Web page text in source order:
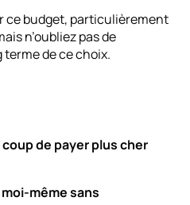
ce budget, particulièrement
n’oubliez pas de
terme de ce choix.
de payer plus cher
même sans